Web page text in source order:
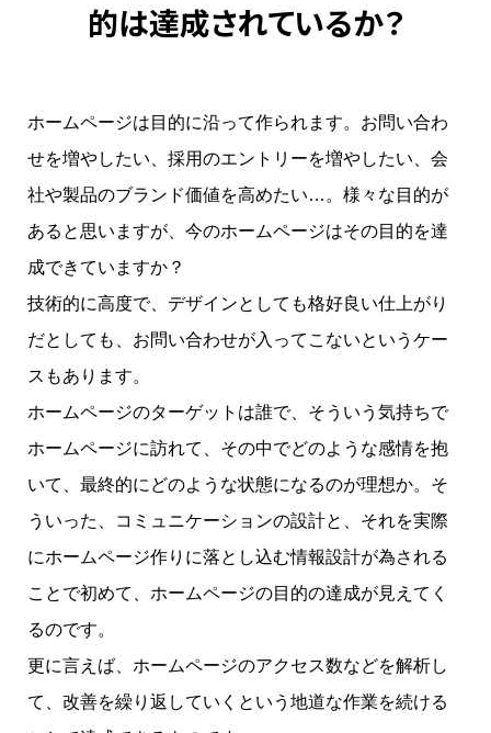
的は達成されているか？
ホームページは目的に沿って作られます。お問い合わ
せを増やしたい、採用のエントリーを増やしたい、会
社や製品のブランド価値を高めたい…。様々な目的が
あると思いますが、今のホームページはその目的を達
成できていますか？
技術的に高度で、デザインとしても格好良い仕上がり
だとしても、お問い合わせが入ってこないというケー
スもあります。
ホームページのターゲットは誰で、そういう気持ちで
ホームページに訪れて、その中でどのような感情を抱
いて、最終的にどのような状態になるのが理想か。そ
ういった、コミュニケーションの設計と、それを実際
にホームページ作りに落とし込む情報設計が為される
ことで初めて、ホームページの目的の達成が見えてく
るのです。
更に言えば、ホームページのアクセス数などを解析し
て、改善を繰り返していくという地道な作業を続ける